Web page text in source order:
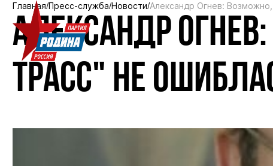
Главная Пресс-служба Новости Александр Огнев: Возможно,
АЛЕКСАНДР
ТРАСС" НЕ